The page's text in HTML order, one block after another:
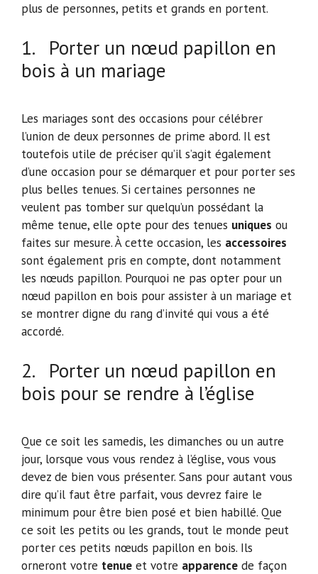
plus de personnes, petits et grands en portent.
1. Porter un nœud papillon en
bois à un mariage
Les mariages sont des occasions pour célébrer
l’union de deux personnes de prime abord. Il est
toutefois utile de préciser qu’il s’agit également
d’une occasion pour se démarquer et pour porter ses
plus belles tenues. Si certaines personnes ne
veulent pas tomber sur quelqu’un possédant la
même tenue, elle opte pour des tenues uniques ou
faites sur mesure. À cette occasion, les accessoires
sont également pris en compte, dont notamment
les nœuds papillon. Pourquoi ne pas opter pour un
nœud papillon en bois pour assister à un mariage et
se montrer digne du rang d’invité qui vous a été
accordé.
2. Porter un nœud papillon en
bois pour se rendre à l’église
Que ce soit les samedis, les dimanches ou un autre
jour, lorsque vous vous rendez à l’église, vous vous
devez de bien vous présenter. Sans pour autant vous
dire qu’il faut être parfait, vous devrez faire le
minimum pour être bien posé et bien habillé. Que
ce soit les petits ou les grands, tout le monde peut
porter ces petits nœuds papillon en bois. Ils
orneront votre tenue et votre apparence de façon